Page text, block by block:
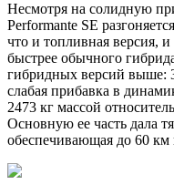
Несмотря на солидную
Performante SE
что и топливная версия,
быстрее обычного
гибридных версий выше:
слабая прибавка в
2473 кг массой
Основную ее часть дала
обеспечивающая до 60 км